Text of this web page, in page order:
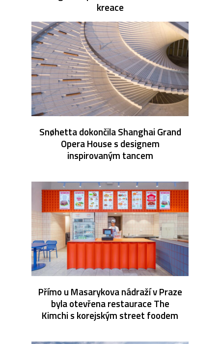
kreace
Snøhetta dokončila Shanghai Grand
Opera House s designem
inspirovaným tancem
Přímo u Masarykova nádraží v Praze
byla otevřena restaurace The
Kimchi s korejským street foodem